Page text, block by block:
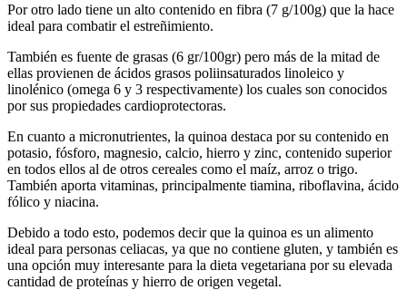
Por otro lado tiene un alto contenido en fibra (7 g/100g) que la hace
ideal para combatir el estreñimiento.
También es fuente de grasas (6 gr/100gr) pero más de la mitad de
ellas provienen de ácidos grasos poliinsaturados linoleico y
linolénico (omega 6 y 3 respectivamente) los cuales son conocidos
por sus propiedades cardioprotectoras.
En cuanto a micronutrientes, la quinoa destaca por su contenido en
potasio, fósforo, magnesio, calcio, hierro y zinc, contenido superior
en todos ellos al de otros cereales como el maíz, arroz o trigo.
También aporta vitaminas, principalmente tiamina, riboflavina, ácido
fólico y niacina.
Debido a todo esto, podemos decir que la quinoa es un alimento
ideal para personas celiacas, ya que no contiene gluten, y también es
una opción muy interesante para la dieta vegetariana por su elevada
cantidad de proteínas y hierro de origen vegetal.